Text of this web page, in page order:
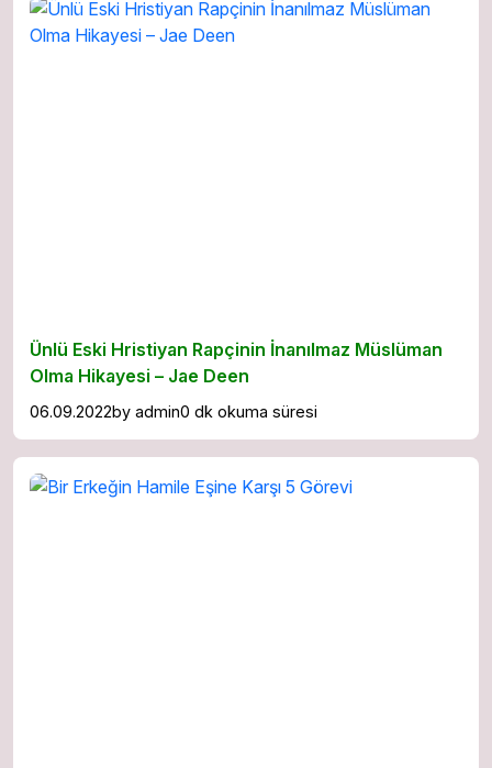
Ünlü Eski Hristiyan Rapçinin İnanılmaz Müslüman
Olma Hikayesi – Jae Deen
06.09.2022by admin0 dk okuma süresi